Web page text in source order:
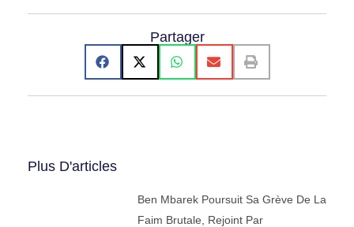
Partager
Plus D'articles
Ben Mbarek Poursuit Sa Grève De La
Faim Brutale, Rejoint Par